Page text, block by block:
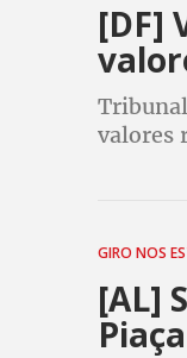
[DF]
valores
GIRO NOS
[AL]